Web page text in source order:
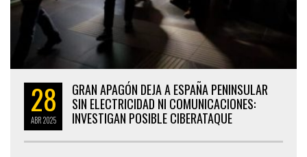
28
ABR2025
GRAN APAGÓN DEJA A ESPAÑA PENINSULAR
SIN ELECTRICIDAD NI COMUNICACIONES:
INVESTIGAN POSIBLE CIBERATAQUE